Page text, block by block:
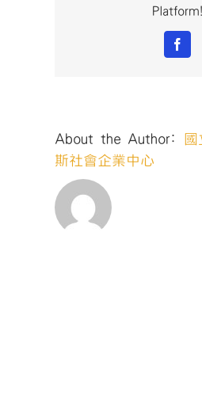
Platform!
About the Author:
斯社會企業中心